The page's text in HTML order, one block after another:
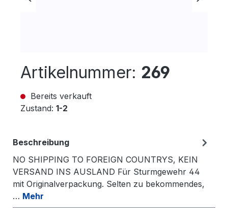
Artikelnummer: 269
Bereits verkauft
Zustand: 1-2
Beschreibung
NO SHIPPING TO FOREIGN COUNTRYS, KEIN
VERSAND INS AUSLAND Für Sturmgewehr 44
mit Originalverpackung. Selten zu bekommendes,
… Mehr